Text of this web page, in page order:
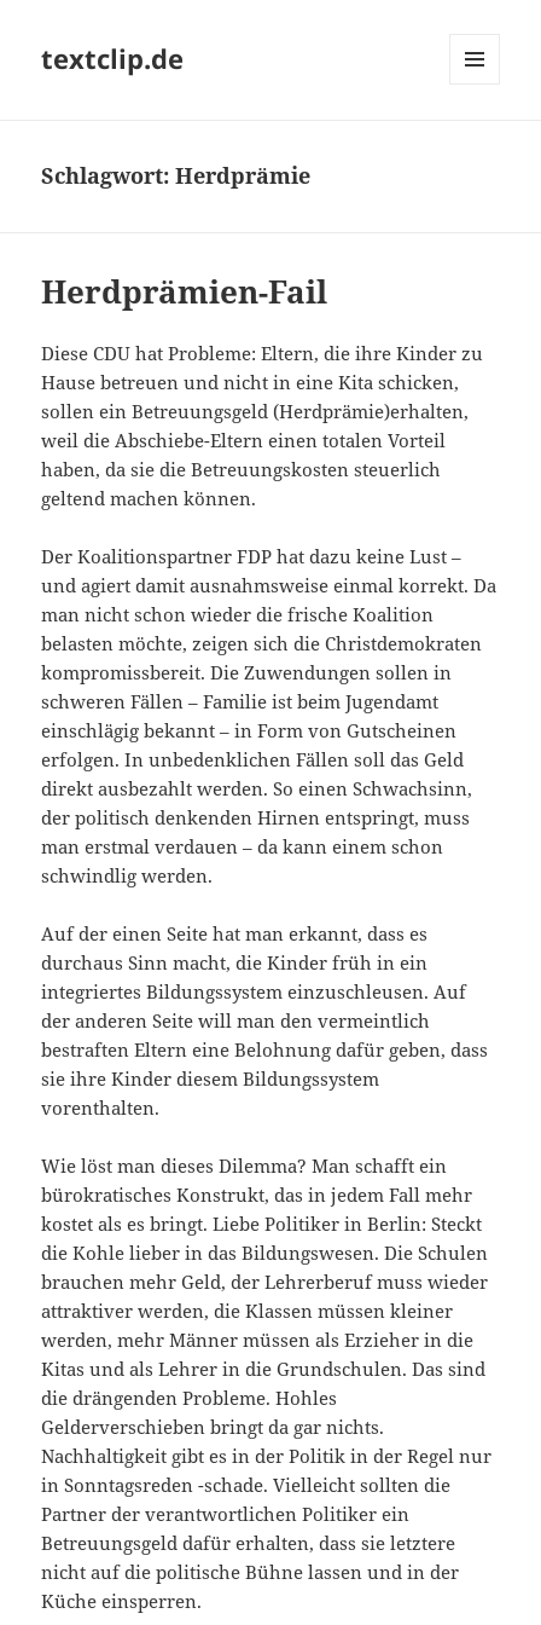
textclip.de
Schlagwort:Herdprämie
Herdprämien-Fail
Diese CDU hat Probleme: Eltern, die ihre Kinder zu
Hause betreuen und nicht in eine Kita schicken,
sollen ein Betreuungsgeld (Herdprämie)erhalten,
weil die Abschiebe-Eltern einen totalen Vorteil
haben, da sie die Betreuungskosten steuerlich
geltend machen können.
Der Koalitionspartner FDP hat dazu keine Lust –
und agiert damit ausnahmsweise einmal korrekt. Da
man nicht schon wieder die frische Koalition
belasten möchte, zeigen sich die Christdemokraten
kompromissbereit. Die Zuwendungen sollen in
schweren Fällen – Familie ist beim Jugendamt
einschlägig bekannt – in Form von Gutscheinen
erfolgen. In unbedenklichen Fällen soll das Geld
direkt ausbezahlt werden. So einen Schwachsinn,
der politisch denkenden Hirnen entspringt, muss
man erstmal verdauen – da kann einem schon
schwindlig werden.
Auf der einen Seite hat man erkannt, dass es
durchaus Sinn macht, die Kinder früh in ein
integriertes Bildungssystem einzuschleusen. Auf
der anderen Seite will man den vermeintlich
bestraften Eltern eine Belohnung dafür geben, dass
sie ihre Kinder diesem Bildungssystem
vorenthalten.
Wie löst man dieses Dilemma? Man schafft ein
bürokratisches Konstrukt, das in jedem Fall mehr
kostet als es bringt. Liebe Politiker in Berlin: Steckt
die Kohle lieber in das Bildungswesen. Die Schulen
brauchen mehr Geld, der Lehrerberuf muss wieder
attraktiver werden, die Klassen müssen kleiner
werden, mehr Männer müssen als Erzieher in die
Kitas und als Lehrer in die Grundschulen. Das sind
die drängenden Probleme. Hohles
Gelderverschieben bringt da gar nichts.
Nachhaltigkeit gibt es in der Politik in der Regel nur
in Sonntagsreden -schade. Vielleicht sollten die
Partner der verantwortlichen Politiker ein
Betreuungsgeld dafür erhalten, dass sie letztere
nicht auf die politische Bühne lassen und in der
Küche einsperren.